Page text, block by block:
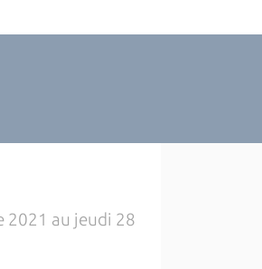
2021 au jeudi 28